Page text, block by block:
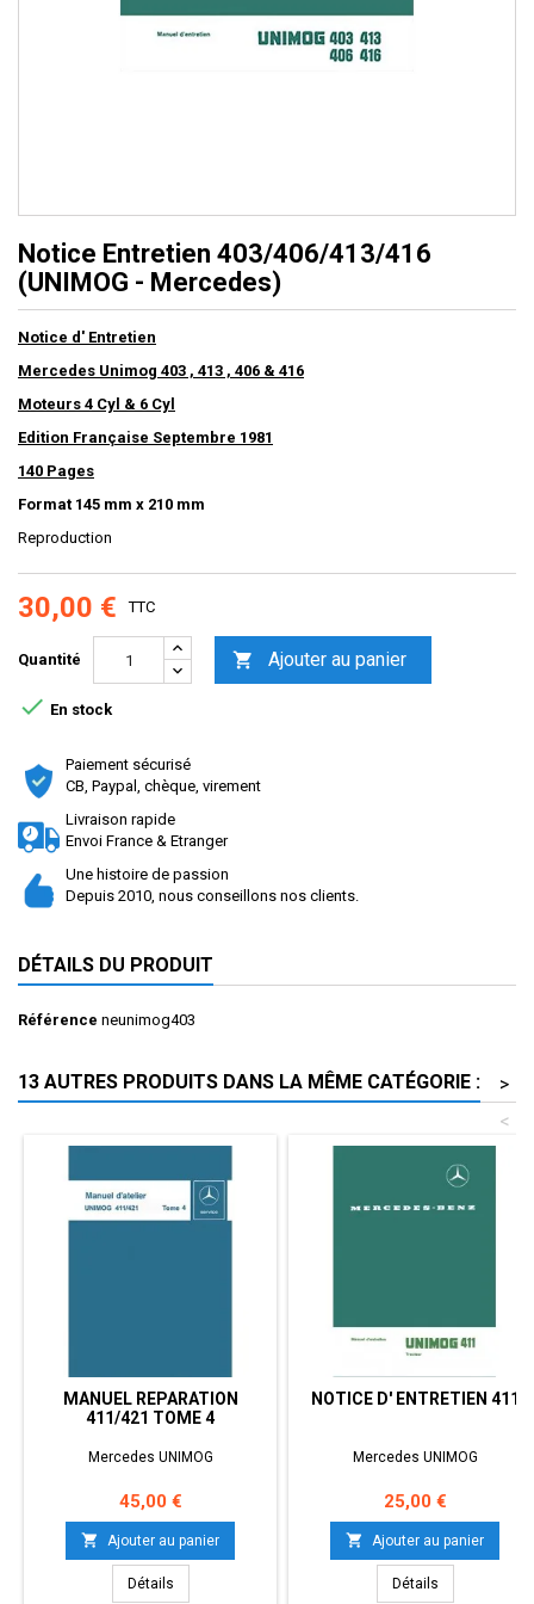
Notice Entretien 403/406/413/416
(UNIMOG - Mercedes)
Notice d' Entretien
Mercedes Unimog 403 , 413 , 406 & 416
Moteurs 4 Cyl & 6 Cyl
Edition Française Septembre 1981
140 Pages
Format 145 mm x 210 mm
Reproduction
30,00 € TTC
Quantité  Ajouter au panier
 En stock
Paiement sécurisé
CB, Paypal, chèque, virement
Livraison rapide
Envoi France & Etranger
Une histoire de passion
Depuis 2010, nous conseillons nos clients.
DÉTAILS DU PRODUIT
Référence neunimog403
13 AUTRES PRODUITS DANS LA MÊME CATÉGORIE :
>
<
MANUEL REPARATION
411/421 TOME 4
Mercedes UNIMOG
Prix
45,00 €
 Ajouter au panier
Détails
NOTICE D' ENTRETIEN 411
Mercedes UNIMOG
Prix
25,00 €
 Ajouter au panier
Détails